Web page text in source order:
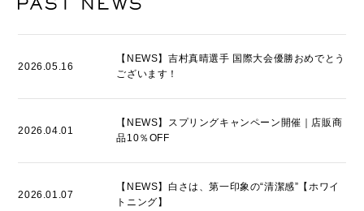
2026.05.16
【NEWS】吉村真晴選手 国際大会優勝おめでとう
ございます！
2026.04.01
【NEWS】スプリングキャンペーン開催｜店販商
品10％OFF
2026.01.07
【NEWS】白さは、第一印象の“清潔感”【ホワイ
トニング】